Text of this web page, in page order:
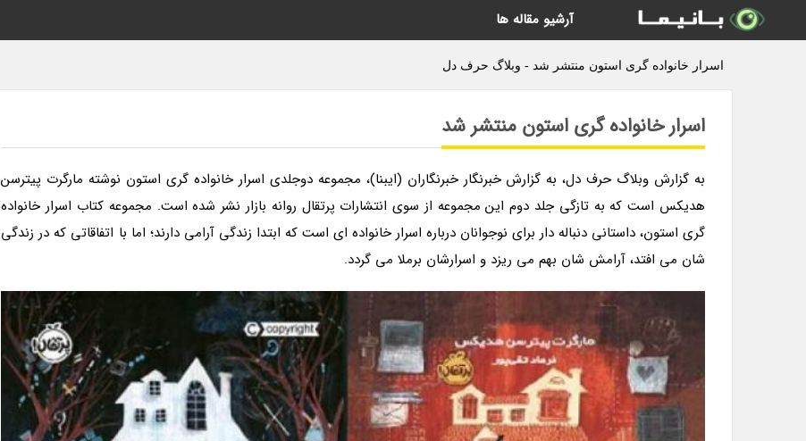
اسرار خانواده گری استون منتشر شد - وبلاگ حرف دل
اسرار خانواده گری استون منتشر شد
به گزارش وبلاگ حرف دل، به گزارش خبرنگار خبرنگاران (ایبنا)، مجموعه دوجلدی اسرار خانواده گری استون نوشته مارگرت پیترسن
هدیکس است که به تازگی جلد دوم این مجموعه از سوی انتشارات پرتقال روانه بازار نشر شده است. مجموعه کتاب اسرار خانواده
گری استون، داستانی دنباله دار برای نوجوانان درباره اسرار خانواده ای است که ابتدا زندگی آرامی دارند؛ اما با اتفاقاتی که در زندگی
شان می افتد، آرامش شان بهم می ریزد و اسرارشان برملا می گردد.
آرشیو مقاله ها